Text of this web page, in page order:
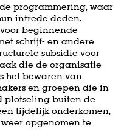
programmering, waar
intrede deden.
beginnende
schrijf- en andere
subsidie voor
die de organisatie
het bewaren van
en groepen die in
plotseling buiten de
tijdelijk onderkomen,
opgenomen te